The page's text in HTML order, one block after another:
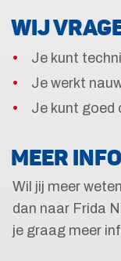
WIJ
Je kunt
Je werkt
Je kunt goed
MEER
Wil jij meer
dan naar Frida
je graag meer